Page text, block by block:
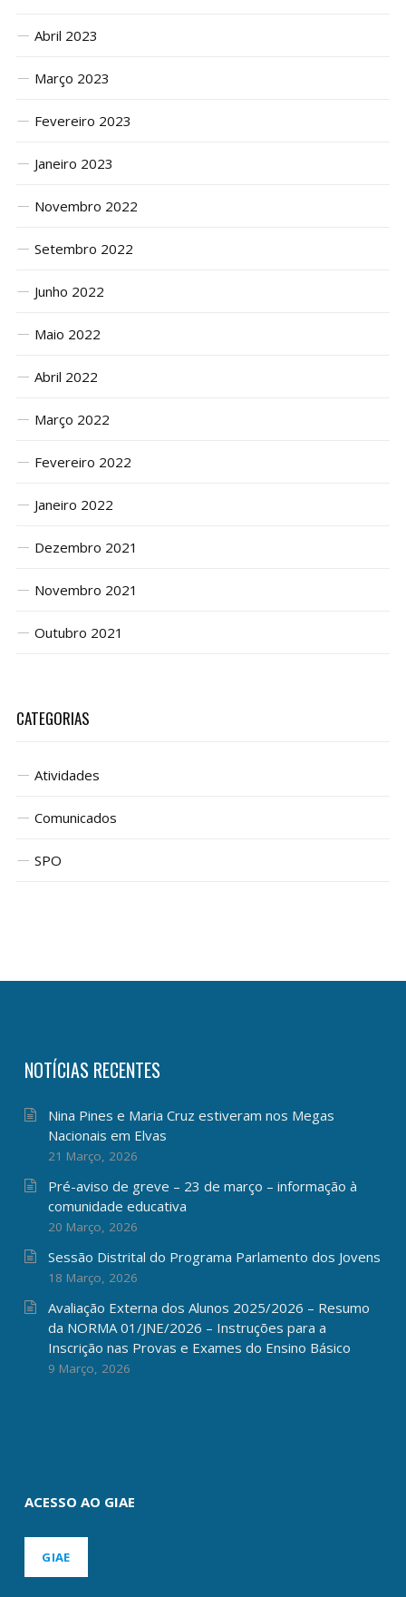
Abril 2023
Março 2023
Fevereiro 2023
Janeiro 2023
Novembro 2022
Setembro 2022
Junho 2022
Maio 2022
Abril 2022
Março 2022
Fevereiro 2022
Janeiro 2022
Dezembro 2021
Novembro 2021
Outubro 2021
CATEGORIAS
Atividades
Comunicados
SPO
NOTÍCIAS RECENTES
Nina Pines e Maria Cruz estiveram nos Megas
Nacionais em Elvas
21 Março, 2026
Pré-aviso de greve – 23 de março – informação à
comunidade educativa
20 Março, 2026
Sessão Distrital do Programa Parlamento dos Jovens
18 Março, 2026
Avaliação Externa dos Alunos 2025/2026 – Resumo
da NORMA 01/JNE/2026 – Instruções para a
Inscrição nas Provas e Exames do Ensino Básico
9 Março, 2026
ACESSO AO GIAE
GIAE